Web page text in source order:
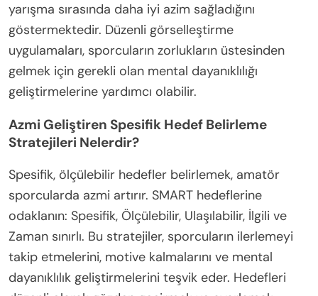
yarışma sırasında daha iyi azim sağladığını
göstermektedir. Düzenli görselleştirme
uygulamaları, sporcuların zorlukların üstesinden
gelmek için gerekli olan mental dayanıklılığı
geliştirmelerine yardımcı olabilir.
Azmi Geliştiren Spesifik Hedef Belirleme
Stratejileri Nelerdir?
Spesifik, ölçülebilir hedefler belirlemek, amatör
sporcularda azmi artırır. SMART hedeflerine
odaklanın: Spesifik, Ölçülebilir, Ulaşılabilir, İlgili ve
Zaman sınırlı. Bu stratejiler, sporcuların ilerlemeyi
takip etmelerini, motive kalmalarını ve mental
dayanıklılık geliştirmelerini teşvik eder. Hedefleri